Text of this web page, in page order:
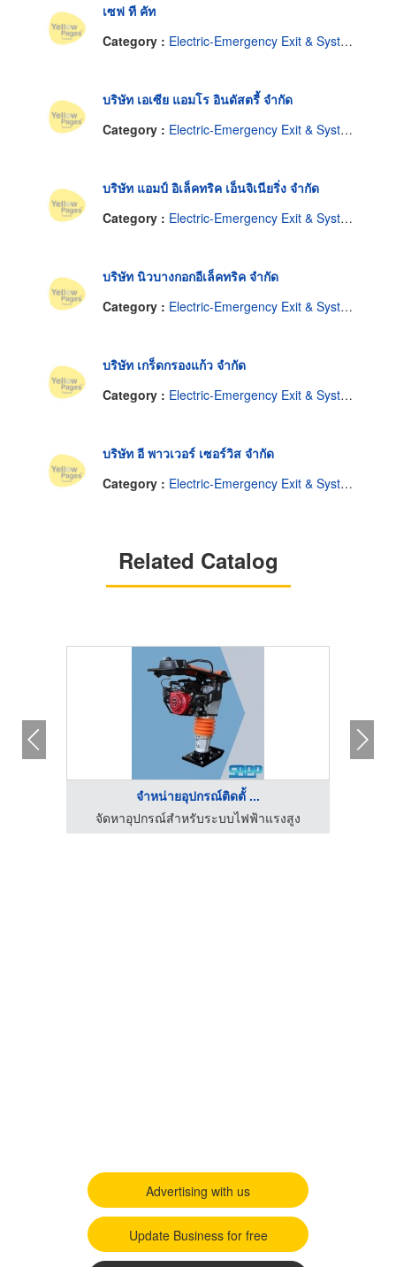
เซฟ ที คัท
Category : Electric-Emergency Exit & System
บริษัท เอเซีย แอมโร อินดัสตรี้ จำกัด
Category : Electric-Emergency Exit & System
บริษัท แอมป์ อิเล็คทริค เอ็นจิเนียริ่ง จำกัด
Category : Electric-Emergency Exit & System
บริษัท นิวบางกอกอีเล็คทริค จำกัด
Category : Electric-Emergency Exit & System
บริษัท เกร็ดกรองแก้ว จำกัด
Category : Electric-Emergency Exit & System
บริษัท อี พาวเวอร์ เซอร์วิส จำกัด
Category : Electric-Emergency Exit & System
Related Catalog
จำหน่ายอุปกรณ์ติดตั้ ...
จัดหาอุปกรณ์สำหรับระบบไฟฟ้าแรงสูง
Advertising with us
Update Business for free